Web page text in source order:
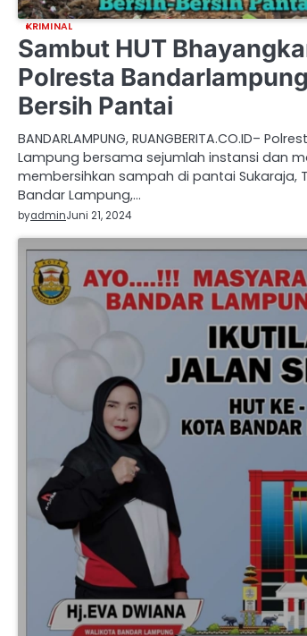
KRIMINAL
Sambut HUT
Polresta
Bersih Pantai
BANDARLAMPUNG, RUANGBERITA.CO.ID–
Lampung bersama sejumlah instansi dan
membersihkan sampah di pantai Sukaraja,
Bandar Lampung,…
byadminJuni 21, 2024